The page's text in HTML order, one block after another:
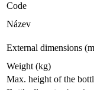
Code
Název
External dimensions
Weight (kg)
Max. height of the